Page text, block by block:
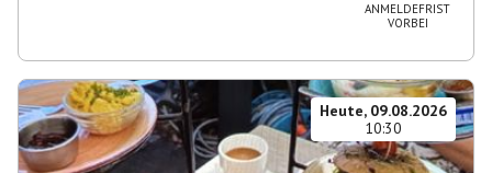
ANMELDEFRIST
VORBEI
Heute, 09.08.2026
10:30